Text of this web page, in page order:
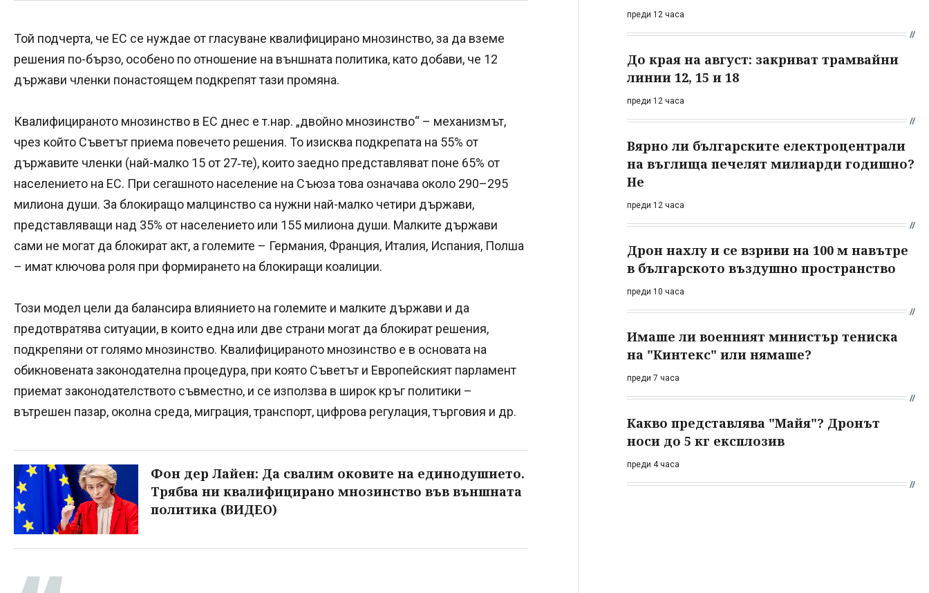
Той подчерта, че ЕС се нуждае от гласуване квалифицирано мнозинство, за да вземе
решения по-бързо, особено по отношение на външната политика, като добави, че 12
държави членки понастоящем подкрепят тази промяна.
Квалифицираното мнозинство в ЕС днес е т.нар. „двойно мнозинство“ – механизмът,
чрез който Съветът приема повечето решения. То изисква подкрепата на 55% от
държавите членки (най-малко 15 от 27‑те), които заедно представляват поне 65% от
населението на ЕС. При сегашното население на Съюза това означава около 290–295
милиона души. За блокиращо малцинство са нужни най-малко четири държави,
представляващи над 35% от населението или 155 милиона души. Малките държави
сами не могат да блокират акт, а големите – Германия, Франция, Италия, Испания, Полша
– имат ключова роля при формирането на блокиращи коалиции.
Този модел цели да балансира влиянието на големите и малките държави и да
предотвратява ситуации, в които една или две страни могат да блокират решения,
подкрепяни от голямо мнозинство. Квалифицираното мнозинство е в основата на
обикновената законодателна процедура, при която Съветът и Европейският парламент
приемат законодателството съвместно, и се използва в широк кръг политики –
вътрешен пазар, околна среда, миграция, транспорт, цифрова регулация, търговия и др.
Фон дер Лайен: Да свалим оковите на единодушието.
Трябва ни квалифицирано мнозинство във външната
политика (ВИДЕО)
преди 12 часа
До края на август: закриват трамвайни
линии 12, 15 и 18
преди 12 часа
Вярно ли българските електроцентрали
на въглища печелят милиарди годишно?
Не
преди 12 часа
Дрон нахлу и се взриви на 100 м навътре
в българското въздушно пространство
преди 10 часа
Имаше ли военният министър тениска
на "Кинтекс" или нямаше?
преди 7 часа
Какво представлява "Майя"? Дронът
носи до 5 кг експлозив
преди 4 часа